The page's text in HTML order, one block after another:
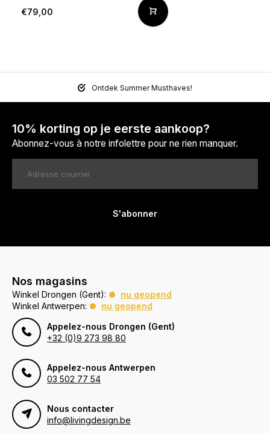
€79,00
Ontdek Summer Musthaves!
10% korting op je eerste aankoop?
Abonnez-vous à notre infolettre pour ne rien manquer.
S'abonner
Nos magasins
Winkel Drongen (Gent):
nu geopend
Winkel Antwerpen:
nu geopend
Appelez-nous Drongen (Gent)
+32 (0)9 273 98 80
Appelez-nous Antwerpen
03 502 77 54
Nous contacter
info@livingdesign.be